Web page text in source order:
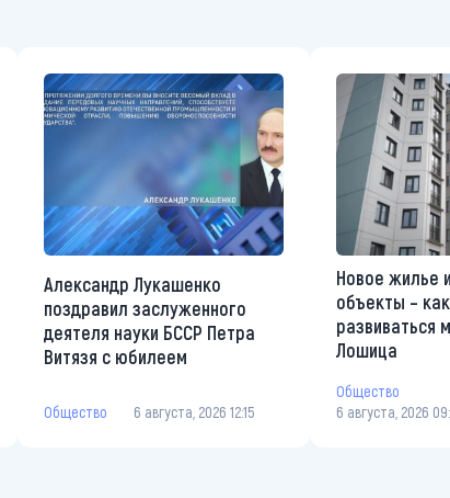
Александр Лукашенко
поздравил заслуженного
деятеля науки БССР Петра
Витязя с юбилеем
Общество 6 августа, 2026 12:15
Новое жилье
объекты –
развиваться
Лошица
Общество
6 августа, 2026